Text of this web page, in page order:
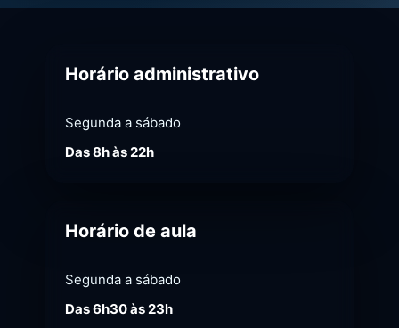
Horário administrativo
Segunda a sábado
Das 8h às 22h
Horário de aula
Segunda a sábado
Das 6h30 às 23h